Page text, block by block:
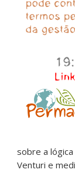
sobre a
Venturi e